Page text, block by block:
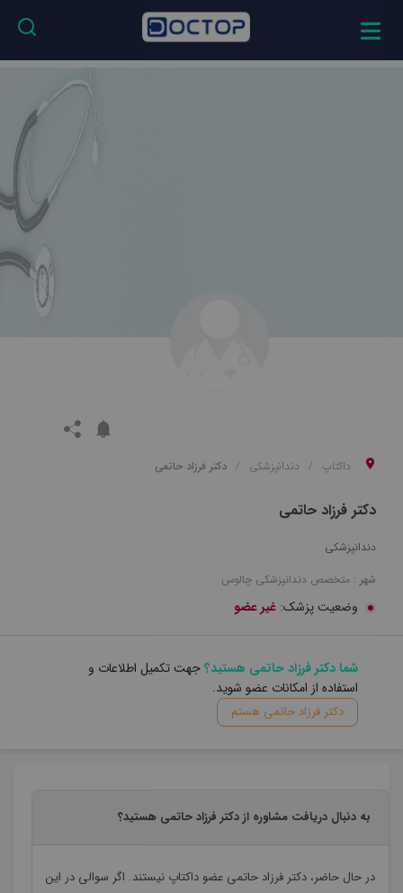
داکتاپ دندانپزشکی دکتر فرزاد حاتمی
دکتر فرزاد حاتمی
دندانپزشکی
شهر : متخصص دندانپزشکی چالوس
وضعیت پزشک: غیر عضو
شما دکتر فرزاد حاتمی هستید؟جهت تکمیل اطلاعات و
استفاده از امکانات عضو شوید.
دکتر فرزاد حاتمی هستم
به دنبال دریافت مشاوره از دکتر فرزاد حاتمی هستید؟
در حال حاضر، دکتر فرزاد حاتمی عضو داکتاپ نیستند. اگر سوالی در این